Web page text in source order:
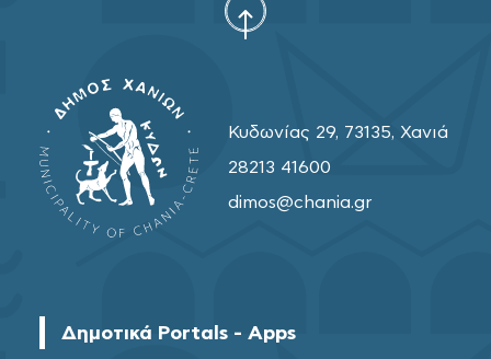
Κυδωνίας 29, 73135, Χανιά
28213 41600
dimos@chania.gr
Δημοτικά Portals - Apps